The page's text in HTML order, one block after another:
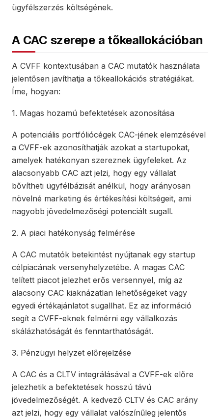
ügyfélszerzés költségének.
A CAC szerepe a tőkeallokációban
A CVFF kontextusában a CAC mutatók használata
jelentősen javíthatja a tőkeallokációs stratégiákat.
Íme, hogyan:
1. Magas hozamú befektetések azonosítása
A potenciális portfóliócégek CAC-jének elemzésével
a CVFF-ek azonosíthatják azokat a startupokat,
amelyek hatékonyan szereznek ügyfeleket. Az
alacsonyabb CAC azt jelzi, hogy egy vállalat
bővítheti ügyfélbázisát anélkül, hogy arányosan
növelné marketing és értékesítési költségeit, ami
nagyobb jövedelmezőségi potenciált sugall.
2. A piaci hatékonyság felmérése
A CAC mutatók betekintést nyújtanak egy startup
célpiacának versenyhelyzetébe. A magas CAC
telített piacot jelezhet erős versennyel, míg az
alacsony CAC kiaknázatlan lehetőségeket vagy
egyedi értékajánlatot sugallhat. Ez az információ
segít a CVFF-eknek felmérni egy vállalkozás
skálázhatóságát és fenntarthatóságát.
3. Pénzügyi helyzet előrejelzése
A CAC és a CLTV integrálásával a CVFF-ek előre
jelezhetik a befektetések hosszú távú
jövedelmezőségét. A kedvező CLTV és CAC arány
azt jelzi, hogy egy vállalat valószínűleg jelentős